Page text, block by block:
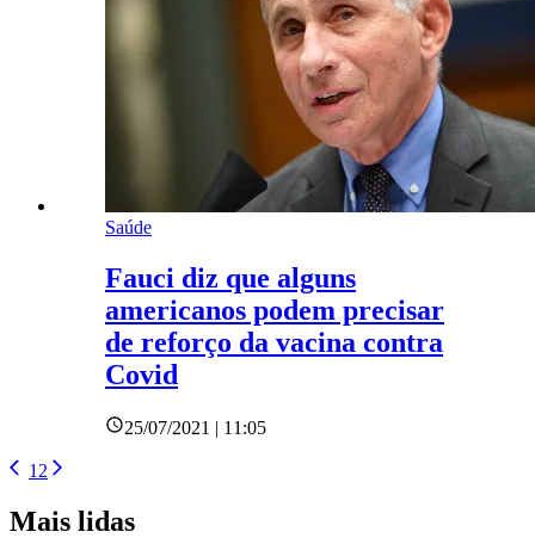
Saúde
Fauci diz que alguns
americanos podem precisar
de reforço da vacina contra
Covid
25/07/2021 | 11:05
1 2
Mais lidas